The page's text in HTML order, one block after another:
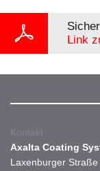
Link
Kontakt
Axalta Coating
Laxenburger Straße